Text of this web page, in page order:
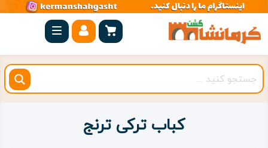
صفحه
اصلی
کرمانشاه
شهرستان
کباب ترکی ترنج